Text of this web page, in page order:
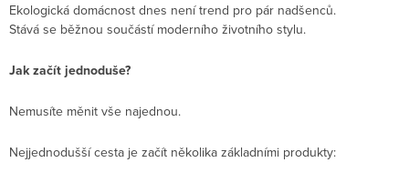
Ekologická domácnost dnes není trend pro pár nadšenců.
Stává se běžnou součástí moderního životního stylu.
Jak začít jednoduše?
Nemusíte měnit vše najednou.
Nejjednodušší cesta je začít několika základními produkty: